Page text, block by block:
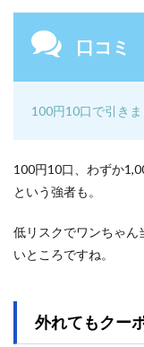
口コミ
100円10口で引き
100円10口、わずか
という強者も。
低リスクでワンちゃん
いところですね。
外れてもクー